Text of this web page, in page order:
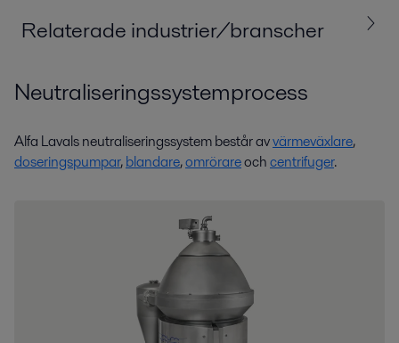
Relaterade industrier/branscher
Alla Livsmedel, mejeri och drycker
Bearbetning av livsmedel
Neutraliseringssystemprocess
Alfa Lavals neutraliseringssystem består avvärmeväxlare,
doseringspumpar,blandare,omrörareochcentrifuger.